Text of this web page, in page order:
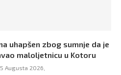
uhapšen zbog sumnje da je
maloljetnicu u Kotoru
Augusta 2026,